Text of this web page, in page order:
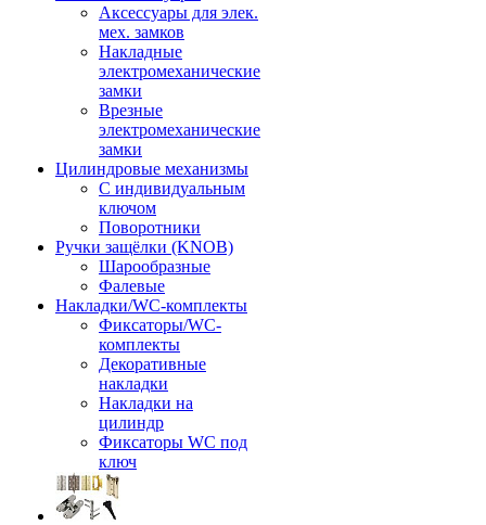
Аксессуары для элек.
мех. замков
Накладные
электромеханические
замки
Врезные
электромеханические
замки
Цилиндровые механизмы
С индивидуальным
ключом
Поворотники
Ручки защёлки (KNOB)
Шарообразные
Фалевые
Накладки/WC-комплекты
Фиксаторы/WC-
комплекты
Декоративные
накладки
Накладки на
цилиндр
Фиксаторы WC под
ключ